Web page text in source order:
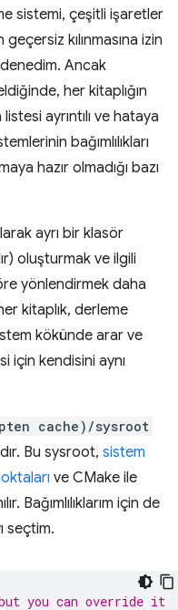
sistemi, çeşitli işaretler
geçersiz kılınmasına izin
Ancak
her kitaplığın
listesi ayrıntılı ve hataya
bağımlılıkları
hazır olmadığı bazı
ayrı bir klasör
oluşturmak ve ilgili
yönlendirmek daha
kitaplık, derleme
kökünde arar ve
için kendisini aynı
cache)/sysroot
Bu sysroot, sistem
ve CMake ile
Bağımlılıklarım için de
seçtim.
you can override it